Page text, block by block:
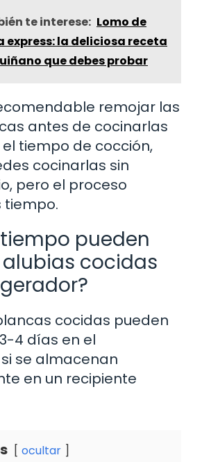
te interese: Lomo de
express: la deliciosa receta
que debes probar
remojar las
antes de cocinarlas
tiempo de cocción,
cocinarlas sin
pero el proceso
pueden
cocidas
cocidas pueden
4 días en el
se almacenan
en un recipiente
ocultar